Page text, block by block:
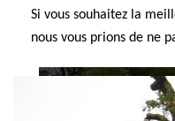
Si vous souhaitez la
nous vous prions de ne